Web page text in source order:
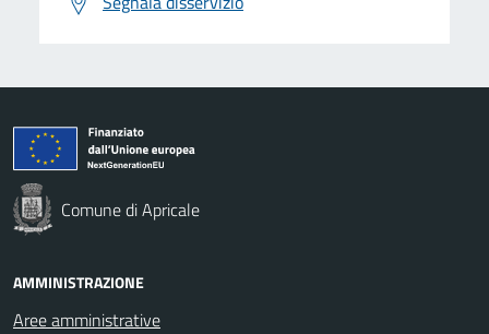
Comune di Apricale
AMMINISTRAZIONE
Aree amministrative